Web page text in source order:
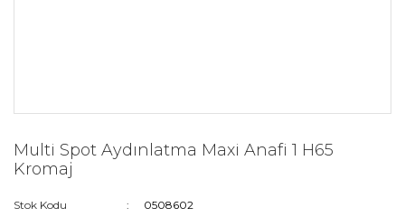
Multi Spot Aydınlatma Maxi Anafi 1 H65
Kromaj
Stok Kodu
0508602